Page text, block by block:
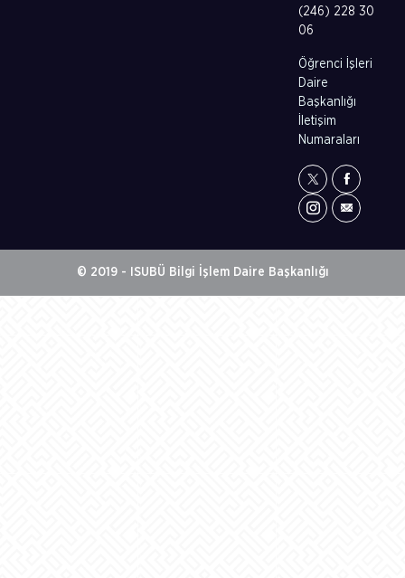
(246) 228 30
06
Öğrenci İşleri
Daire
Başkanlığı
İletişim
Numaraları
© 2019 - ISUBÜ Bilgi İşlem Daire Başkanlığı